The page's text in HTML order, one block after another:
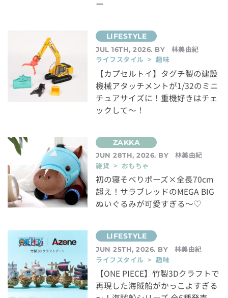
ー
JUL 16TH, 2026. BY
林美由紀
ライフスタイル > 趣味
【カプセルトイ】タグチ製の建設
機械アタッチメントが1/32のミニ
チュアサイズに！重機好きはチェ
ックして～！
JUN 28TH, 2026. BY
林美由紀
雑貨 > おもちゃ
初の寝そべりポーズ×全長70cm
超え！サラブレッドのMEGA BIG
ぬいぐるみが可愛すぎる～♡
JUN 25TH, 2026. BY
林美由紀
ライフスタイル > 趣味
【ONE PIECE】竹製3Dクラフトで
再現した海賊船がかっこよすぎる